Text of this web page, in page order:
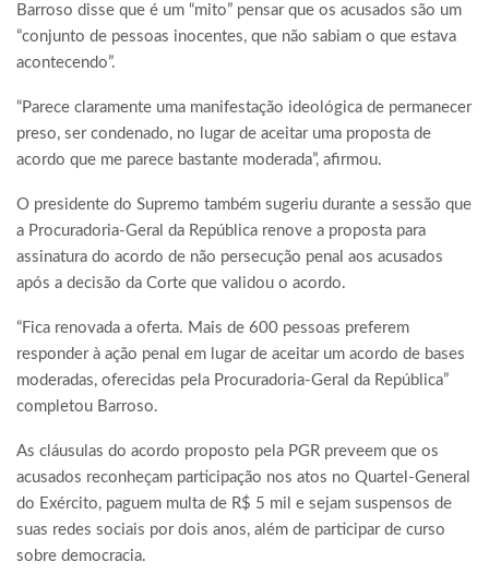
Barroso disse que é um “mito” pensar que os acusados são um
“conjunto de pessoas inocentes, que não sabiam o que estava
acontecendo”.
“Parece claramente uma manifestação ideológica de permanecer
preso, ser condenado, no lugar de aceitar uma proposta de
acordo que me parece bastante moderada”, afirmou.
O presidente do Supremo também sugeriu durante a sessão que
a Procuradoria-Geral da República renove a proposta para
assinatura do acordo de não persecução penal aos acusados
após a decisão da Corte que validou o acordo.
“Fica renovada a oferta. Mais de 600 pessoas preferem
responder à ação penal em lugar de aceitar um acordo de bases
moderadas, oferecidas pela Procuradoria-Geral da República”
completou Barroso.
As cláusulas do acordo proposto pela PGR preveem que os
acusados reconheçam participação nos atos no Quartel-General
do Exército, paguem multa de R$ 5 mil e sejam suspensos de
suas redes sociais por dois anos, além de participar de curso
sobre democracia.